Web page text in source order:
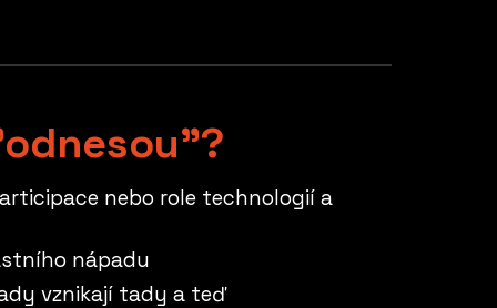
nebo role technologií a
nápadu
vznikají tady a teď